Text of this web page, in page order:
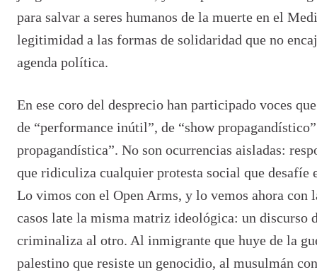
para salvar a seres humanos de la muerte en el
legitimidad a las formas de solidaridad que no
agenda política.
En ese coro del desprecio han participado voces
de “performance inútil”, de “show propagandístico
propagandística”. No son ocurrencias aisladas:
que ridiculiza cualquier protesta social que desafíe
Lo vimos con el Open Arms, y lo vemos ahora con
casos late la misma matriz ideológica: un discurso
criminaliza al otro. Al inmigrante que huye de la
palestino que resiste un genocidio, al musulmán